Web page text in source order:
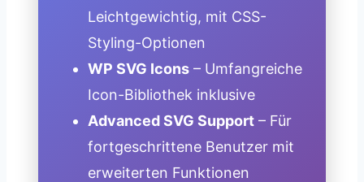
Leichtgewichtig, mit CSS-
Styling-Optionen
WP SVG Icons – Umfangreiche
Icon-Bibliothek inklusive
Advanced SVG Support – Für
fortgeschrittene Benutzer mit
erweiterten Funktionen